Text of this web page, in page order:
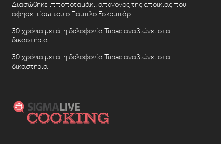
Διασώθηκε ιπποποταμάκι, απόγονος της αποικίας που
άφησε πίσω του ο Πάμπλο Εσκομπάρ
30 χρόνια μετά, η δολοφονία Tupac αναβιώνει στα
δικαστήρια
30 χρόνια μετά, η δολοφονία Tupac αναβιώνει στα
δικαστήρια